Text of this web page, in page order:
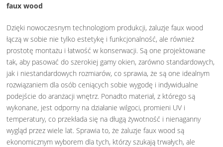
faux wood
Dzięki nowoczesnym technologiom produkcji, żaluzje faux wood
łączą w sobie nie tylko estetykę i funkcjonalność, ale również
prostotę montażu i łatwość w konserwacji. Są one projektowane
tak, aby pasować do szerokiej gamy okien, zarówno standardowych,
jak i niestandardowych rozmiarów, co sprawia, że są one idealnym
rozwiązaniem dla osób ceniących sobie wygodę i indywidualne
podejście do aranżacji wnętrz. Ponadto materiał, z którego są
wykonane, jest odporny na działanie wilgoci, promieni UV i
temperatury, co przekłada się na długą żywotność i nienaganny
wygląd przez wiele lat. Sprawia to, że żaluzje faux wood są
ekonomicznym wyborem dla tych, którzy szukają trwałych, ale